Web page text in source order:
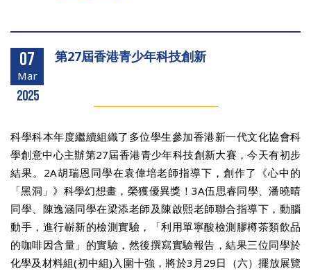
07
Mar
2025
第27屆香港青少年科技創新
科學科本年度繼續組織了多位學生參加香港新一代文化協會科
學創意中心主辦第27屆香港青少年科技創新大賽，今天有初步
結果。2A胡瑞恩同學在袁偉培老師指導下，創作了《心中的
「黑洞」》科學幻想畫，榮獲優異獎！3A伍思睿同學、潘曉晴
同學、陳逸涵同學在梁添老師及陳啟熙老師聯合指導下，動腦
動手，進行嶄新的檢測實驗，「利用單寧酸檢測膠樽茶類飲品
的咖啡因含量」的實驗，然後撰寫實驗報告，結果三位同學於
化學及材料組(初中組)入圍十強，將於3月29日（六）擺放展覽